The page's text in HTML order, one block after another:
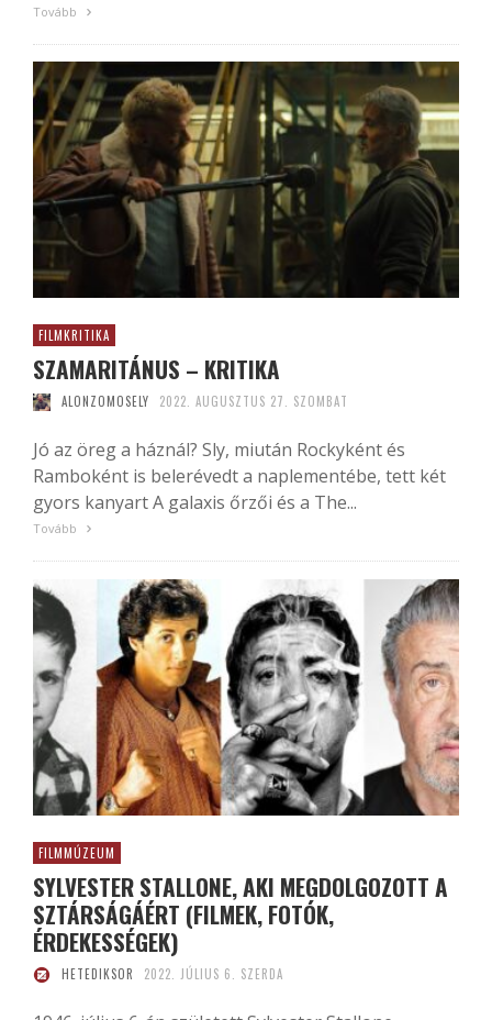
Tovább
FILMKRITIKA
SZAMARITÁNUS – KRITIKA
ALONZOMOSELY 2022. AUGUSZTUS 27. SZOMBAT
Jó az öreg a háznál? Sly, miután Rockyként és
Ramboként is belerévedt a naplementébe, tett két
gyors kanyart A galaxis őrzői és a The...
Tovább
FILMMÚZEUM
SYLVESTER STALLONE, AKI MEGDOLGOZOTT A
SZTÁRSÁGÁÉRT (FILMEK, FOTÓK,
ÉRDEKESSÉGEK)
HETEDIKSOR 2022. JÚLIUS 6. SZERDA